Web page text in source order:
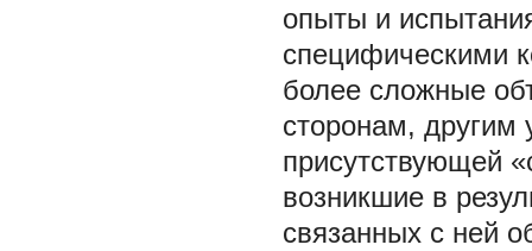
опыты и
специфическими
более сложные
сторонам, другим
присутствующей
возникшие в
связанных с ней